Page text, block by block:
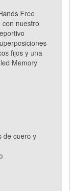
Free
nuestro
fijos y una
Memory
de cuero y